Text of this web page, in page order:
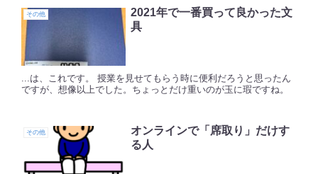
その他
2021年で一番買って良かった文
具
...は、これです。 授業を見せてもらう時に便利だろうと思ったん
ですが、想像以上でした。ちょっとだけ重いのが玉に瑕ですね。
その他
オンラインで「席取り」だけす
る人